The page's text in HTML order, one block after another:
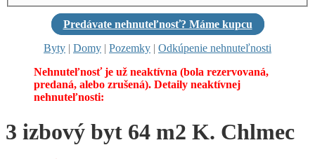
Predávate nehnuteľnosť? Máme kupcu
Byty | Domy | Pozemky | Odkúpenie nehnuteľnosti
Nehnuteľnosť je už neaktívna (bola rezervovaná,
predaná, alebo zrušená). Detaily neaktívnej
nehnuteľnosti:
3 izbový byt 64 m2 K. Chlmec